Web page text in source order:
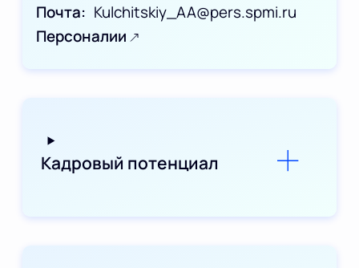
Почта
Kulchitskiy_AA@pers.spmi.ru
Персоналии
Кадровый потенциал